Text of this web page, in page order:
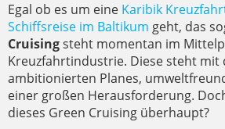
Egal ob es um eine Karibik
Schiffsreise im Baltikum geht, das
Cruisingsteht momentan im
Kreuzfahrtindustrie. Diese steht mit
ambitionierten Planes,
einer großen Herausforderung.
dieses Green Cruising überhaupt?